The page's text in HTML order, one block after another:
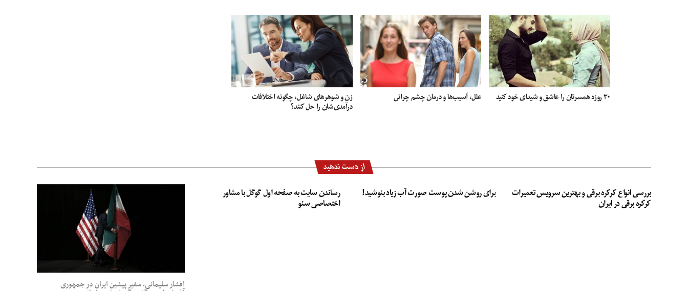
۳۰ روزه همسرتان را عاشق و شیدای خود کنید علل، آسیب‌ها و درمان چشم چرانی
زن و شوهرهای شاغل، چگونه اختلافات
درآمدی‌شان را حل کنند؟
از دست ندهید
بررسی انواع کرکره برقی و بهترین سرویس تعمیرات
کرکره برقی در ایران
برای روشن شدن پوست صورت آب زیاد بنوشید!
رساندن سایت به صفحه اول گوگل با مشاور
اختصاصی سئو
افشار سلیمانی، سفیر پیشین ایران در جمهوری